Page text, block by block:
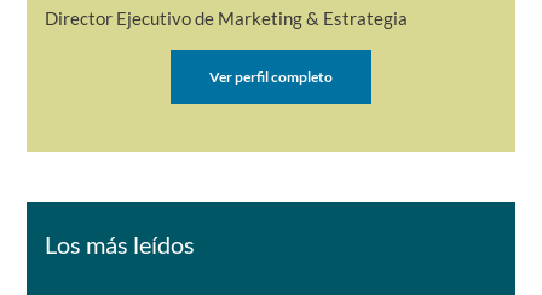
Director Ejecutivo de Marketing & Estrategia
Ver perfil completo
Los más leídos